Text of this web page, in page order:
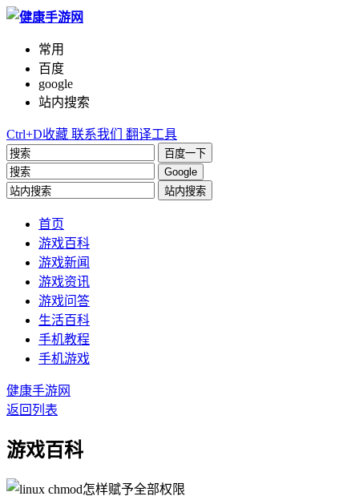
常用
百度
google
站内搜索
Ctrl+D收藏 联系我们 翻译工具
百度一下
Google
站内搜索
首页
游戏百科
游戏新闻
游戏资讯
游戏问答
生活百科
手机教程
手机游戏
健康手游网
返回列表
游戏百科